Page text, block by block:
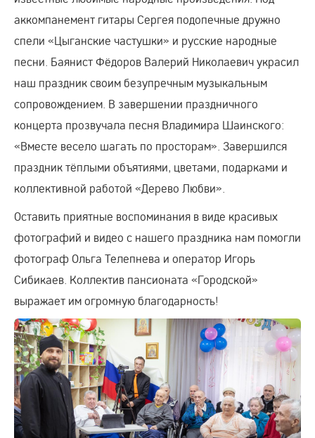
аккомпанемент гитары Сергея подопечные дружно
спели «Цыганские частушки» и русские народные
песни. Баянист Фёдоров Валерий Николаевич украсил
наш праздник своим безупречным музыкальным
сопровождением. В завершении праздничного
концерта прозвучала песня Владимира Шаинского:
«Вместе весело шагать по просторам». Завершился
праздник тёплыми объятиями, цветами, подарками и
коллективной работой «Дерево Любви».
Оставить приятные воспоминания в виде красивых
фотографий и видео с нашего праздника нам помогли
фотограф Ольга Телепнева и оператор Игорь
Сибикаев. Коллектив пансионата «Городской»
выражает им огромную благодарность!